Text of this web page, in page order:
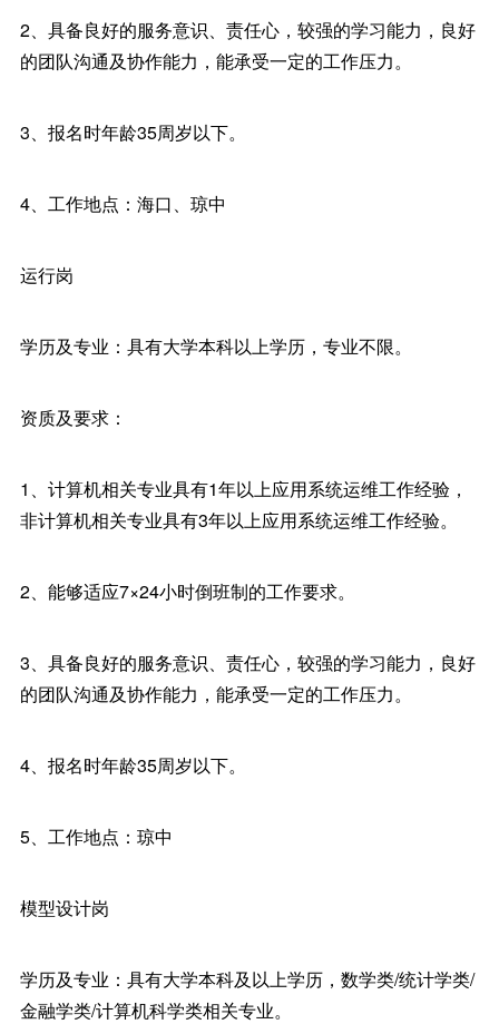
2、具备良好的服务意识、责任心，较强的学习能力，良好
的团队沟通及协作能力，能承受一定的工作压力。
3、报名时年龄35周岁以下。
4、工作地点：海口、琼中
运行岗
学历及专业：具有大学本科以上学历，专业不限。
资质及要求：
1、计算机相关专业具有1年以上应用系统运维工作经验，
非计算机相关专业具有3年以上应用系统运维工作经验。
2、能够适应7×24小时倒班制的工作要求。
3、具备良好的服务意识、责任心，较强的学习能力，良好
的团队沟通及协作能力，能承受一定的工作压力。
4、报名时年龄35周岁以下。
5、工作地点：琼中
模型设计岗
学历及专业：具有大学本科及以上学历，数学类/统计学类/
金融学类/计算机科学类相关专业。